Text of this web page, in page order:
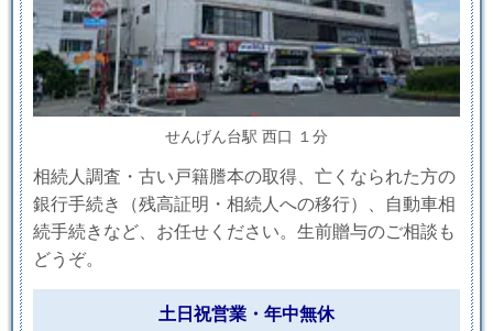
せんげん台駅 西口 １分
相続人調査・古い戸籍謄本の取得、亡くなられた方の
銀行手続き（残高証明・相続人への移行）、自動車相
続手続きなど、お任せください。生前贈与のご相談も
どうぞ。
土日祝営業・年中無休